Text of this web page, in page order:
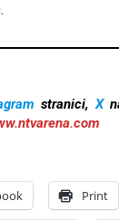
stranici, X
Print